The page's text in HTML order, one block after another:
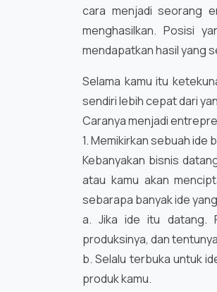
cara menjadi seorang
menghasilkan. Posisi
mendapatkan hasil yang
Selama kamu itu
sendiri lebih cepat dari
Caranya menjadi
1. Memikirkan sebuah ide
Kebanyakan bisnis
atau kamu akan
sebarapa banyak ide
a. Jika ide itu datang.
produksinya, dan
b. Selalu terbuka untuk
produk kamu.